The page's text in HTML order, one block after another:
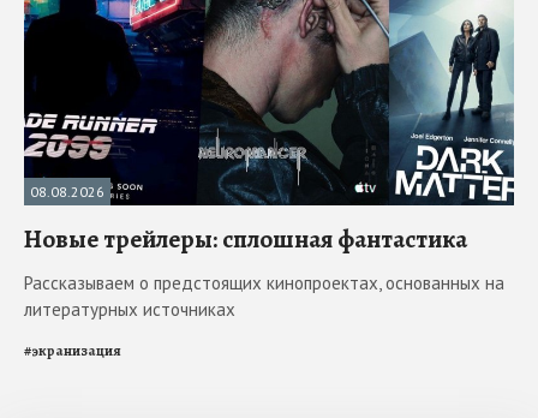
08.08.2026
Новые трейлеры: сплошная фантастика
Рассказываем о предстоящих кинопроектах, основанных на
литературных источниках
#экранизация